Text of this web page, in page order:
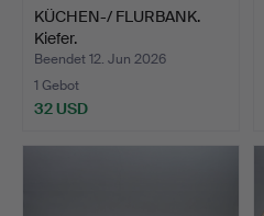
KÜCHEN-/ FLURBANK.
Kiefer.
Beendet 12. Jun 2026
1 Gebot
32 USD